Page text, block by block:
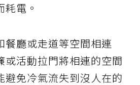
電。
餐廳或走道等空間相連
或活動拉門將相連的空間
避免冷氣流失到沒人在的